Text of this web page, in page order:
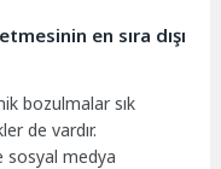
en sıra dışı
bozulmalar sık
de vardır.
sosyal medya